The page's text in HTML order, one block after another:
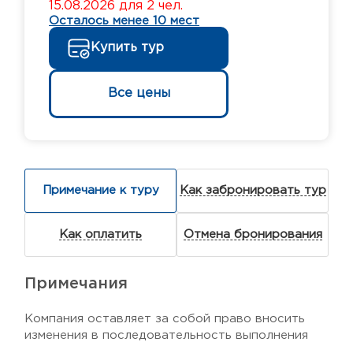
15.08.2026 для 2 чел.
Осталось менее 10 мест
Купить тур
Все цены
Примечание к туру Как забронировать тур
Как оплатить Отмена бронирования
Примечания
Компания оставляет за собой право вносить
изменения в последовательность выполнения